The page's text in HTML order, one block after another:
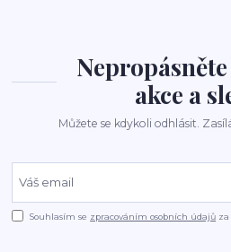
akce a
Můžete se kdykoli odhlásit.
Souhlasím se zpracováním osobních údajů